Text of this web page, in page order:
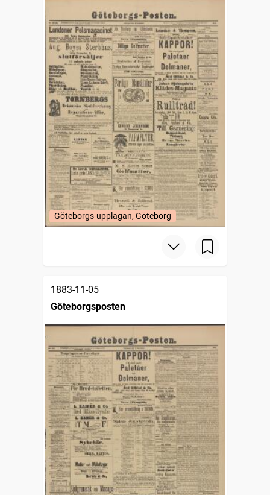
Göteborgs-upplagan, Göteborg
1883-11-05
Göteborgsposten